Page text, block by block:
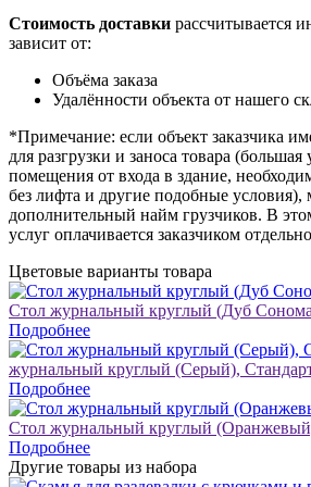
Стоимость доставки рассчитывается
зависит от:
Объёма заказа
Удалённости объекта от нашего
*Примечание: если объект заказчика
для разгрузки и заноса товара (большая
помещения от входа в здание,
без лифта и другие подобные условия),
дополнительный найм грузчиков. В
услуг оплачивается заказчиком
Цветовые варианты товара
Стол журнальный круглый (Дуб
Подробнее
журнальный круглый (Серый),
Подробнее
Стол журнальный круглый
Подробнее
Другие товары из набора